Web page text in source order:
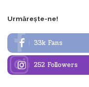
Urmărește-ne!
33k Fans
252 Followers